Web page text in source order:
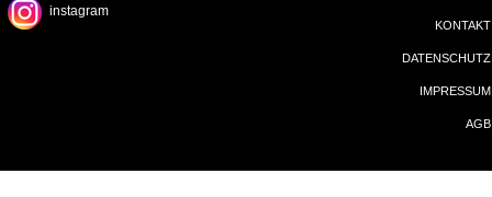
instagram
KONTAKT
DATENSCHUTZ
IMPRESSUM
AGB